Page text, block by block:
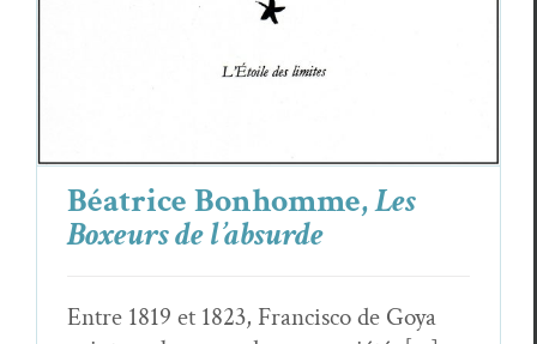
Béatrice Bonhomme,Les
Boxeurs de l’absurde
Entre 1819 et 1823, Francisco de Goya